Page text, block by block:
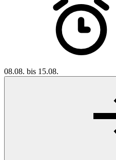
08.08. bis 15.08.